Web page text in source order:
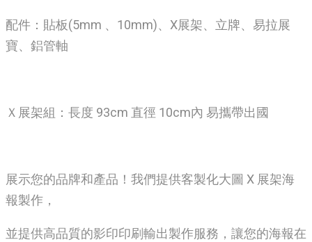
配件：貼板(5mm 、10mm)、X展架、立牌、易拉展
寶、鋁管軸
Ｘ展架組：長度 93cm 直徑 10cm內 易攜帶出國
展示您的品牌和產品！我們提供客製化大圖 X 展架海
報製作，
並提供高品質的影印印刷輸出製作服務，讓您的海報在